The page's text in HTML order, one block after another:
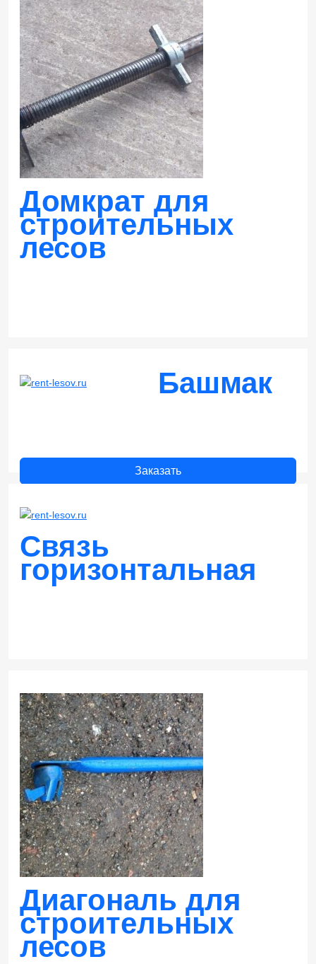
Заказать
Домкрат для
строительных
лесов
Заказать
Башмак
Заказать
Связь
горизонтальная
Заказать
Диагональ для
строительных
лесов